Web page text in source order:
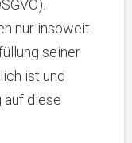
nur insoweit
seiner
ist und
auf diese